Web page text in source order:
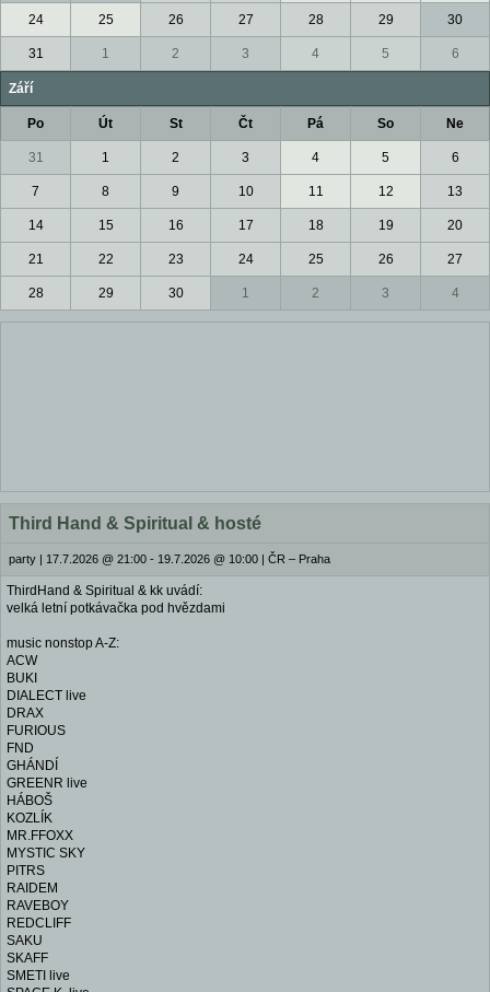
24 25 26 27 28 29 30
31 1 2 3 4 5 6
Září
Po Út St Čt Pá So Ne
31 1 2 3 4 5 6
7 8 9 10 11 12 13
14 15 16 17 18 19 20
21 22 23 24 25 26 27
28 29 30 1 2 3 4
Third Hand & Spiritual & hosté
party | 17.7.2026 @ 21:00 - 19.7.2026 @ 10:00 | ČR – Praha
ThirdHand & Spiritual & kk uvádí:
velká letní potkávačka pod hvězdami
music nonstop A-Z:
ACW
BUKI
DIALECT live
DRAX
FURIOUS
FND
GHÁNDÍ
GREENR live
HÁBOŠ
KOZLÍK
MR.FFOXX
MYSTIC SKY
PITRS
RAIDEM
RAVEBOY
REDCLIFF
SAKU
SKAFF
SMETI live